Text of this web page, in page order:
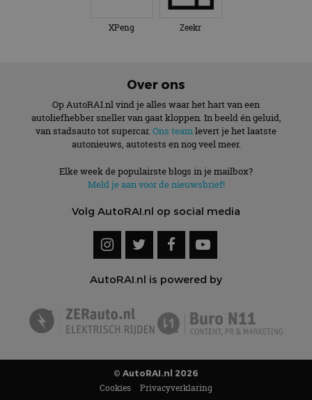
XPeng Zeekr
Over ons
Op AutoRAI.nl vind je alles waar het hart van een
autoliefhebber sneller van gaat kloppen. In beeld én geluid,
van stadsauto tot supercar. Ons teamlevert je het laatste
autonieuws, autotests en nog veel meer.
Elke week de populairste blogs in je mailbox?
Meld je aan voor de nieuwsbrief!
Volg AutoRAI.nl op social media
AutoRAI.nl is powered by
© AutoRAI.nl 2026
Cookies Privacyverklaring